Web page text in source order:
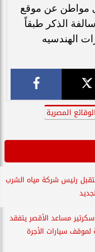
مواطن عن موقع
الذكر طبقاً
الهندسيه
الوقائع المصرية
رئيس شركة مياه الشرب
مساعد الأقصر يتفقد
لموقف سيارات الأجرة